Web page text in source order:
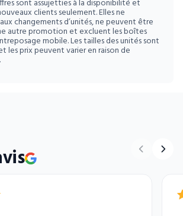
sont assujetties à la disponibilité et
clients seulement. Elles ne
changements d’unités, ne peuvent être
autre promotion et excluent les boîtes
mobile. Les tailles des unités sont
les prix peuvent varier en raison de